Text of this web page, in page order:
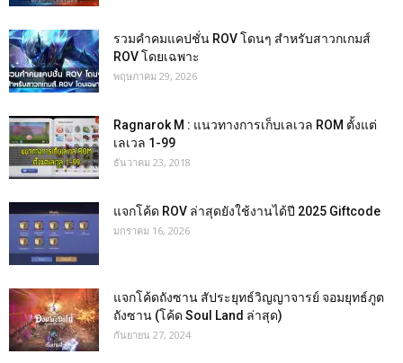
รวมคำคมแคปชั่น ROV โดนๆ สำหรับสาวกเกมส์
ROV โดยเฉพาะ
พฤษภาคม 29, 2026
Ragnarok M : แนวทางการเก็บเลเวล ROM ตั้งแต่
เลเวล 1-99
ธันวาคม 23, 2018
แจกโค้ด ROV ล่าสุดยังใช้งานได้ปี 2025 Giftcode
มกราคม 16, 2026
แจกโค้ดถังซาน สัประยุทธ์วิญญาจารย์ จอมยุทธ์ภูต
ถังซาน (โค้ด Soul Land ล่าสุด)
กันยายน 27, 2024